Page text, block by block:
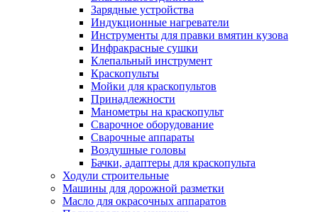
Зарядные устройства
Индукционные нагреватели
Инструменты для правки вмятин кузова
Инфракрасные сушки
Клепальный инструмент
Краскопульты
Мойки для краскопультов
Принадлежности
Манометры на краскопульт
Сварочное оборудование
Сварочные аппараты
Воздушные головы
Бачки, адаптеры для краскопульта
Ходули строительные
Машины для дорожной разметки
Масло для окрасочных аппаратов